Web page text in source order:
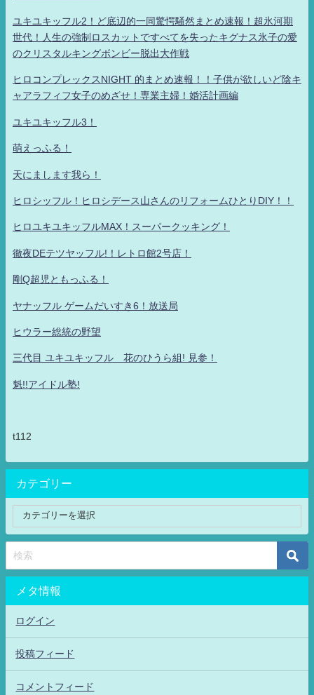
ユキユキッフル2！ど底辺的一同驚愕騒然まとめ速報！超氷河期
世代！人生の強制ロスカットですべてを失ったキグナス氷子の愛
のクリスタルキングボンビー脱出大作戦
ヒロコンプレックスNIGHT 的まとめ速報！！子供が欲しいど陰キ
ャアラフィフ女子のめざせ！専業主婦！婚活計画編
ユキユキッフル3！
萌えっふる！
天にまします我ら！
ヒロシッフル！ヒロシデース山さんのリフォームひとりDIY！！
ヒロユキユキッフルMAX！スーパークッキング！
徹夜DEテツヤッフル!！レトロ館2号店！
剛Q超児ともっふる！
ヤナッフル ゲームだいすき6！放送局
ヒウラー総統の野望
三代目 ユキユキッフル 花のひうら組! 見参！
魁!!アイドル塾!
t112
カテゴリー
メタ情報
ログイン
投稿フィード
コメントフィード